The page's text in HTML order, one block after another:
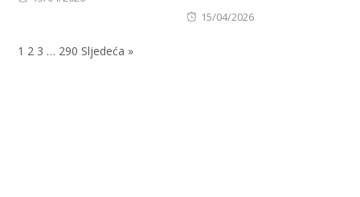
Posted
15/04/2026
1 2 3 … 290 Sljedeća »